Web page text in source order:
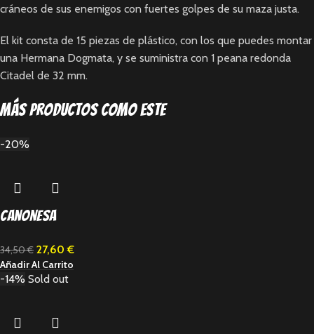
cráneos de sus enemigos con fuertes golpes de su maza justa.
El kit consta de 15 piezas de plástico, con los que puedes montar
una Hermana Dogmata, y se suministra con 1 peana redonda
Citadel de 32 mm.
Más productos como este
-20%
Canonesa
34,50€ 27,60€
Añadir Al Carrito
-14% Sold out